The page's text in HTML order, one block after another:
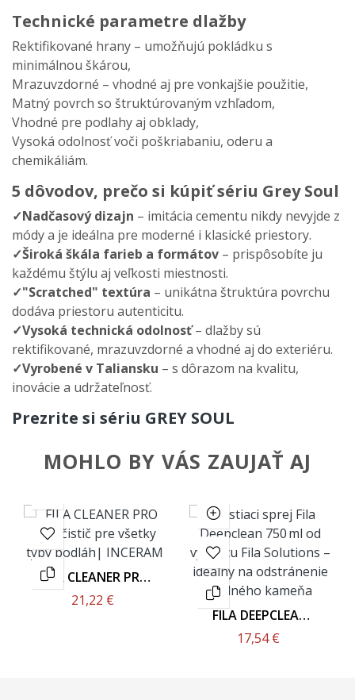
Technické parametre dlažby
Rektifikované hrany – umožňujú pokládku s
minimálnou škárou,
Mrazuvzdorné – vhodné aj pre vonkajšie použitie,
Matný povrch so štruktúrovaným vzhľadom,
Vhodné pre podlahy aj obklady,
Vysoká odolnosť voči poškriabaniu, oderu a
chemikáliám.
5 dôvodov, prečo si kúpiť sériu Grey Soul
✓Nadčasový dizajn – imitácia cementu nikdy nevyjde z
módy a je ideálna pre moderné i klasické priestory.
✓Široká škála farieb a formátov – prispôsobíte ju
každému štýlu aj veľkosti miestnosti.
✓"Scratched" textúra – unikátna štruktúra povrchu
dodáva priestoru autenticitu.
✓Vysoká technická odolnosť – dlažby sú
rektifikované, mrazuvzdorné a vhodné aj do exteriéru.
✓Vyrobené v Taliansku – s dôrazom na kvalitu,
inovácie a udržateľnosť.
Prezrite si sériu GREY SOUL
MOHLO BY VÁS ZAUJAŤ AJ
FILA CLEANER PRO
1L
21,22 €
FILA DEEPCLEAN
750ML
17,54 €